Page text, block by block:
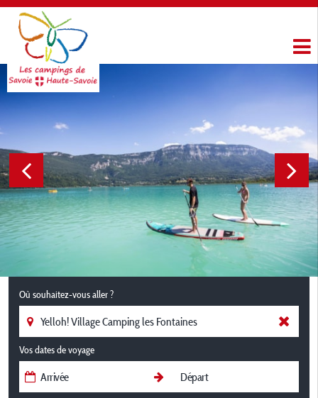
Où souhaitez-vous aller ?
Vos dates de voyage